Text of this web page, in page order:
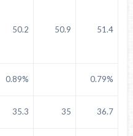
50.2 50.9 51.4
0.89% 0.79%
35.3 35 36.7